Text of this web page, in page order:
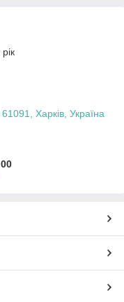
Харків, Україна